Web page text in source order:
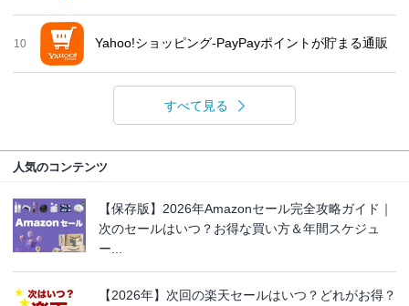
10 Yahoo!ショッピング-PayPayポイントが貯まる通販
すべて見る
人気のコンテンツ
【保存版】2026年Amazonセール完全攻略ガイド｜
次のセールはいつ？お得な買い方＆年間スケジュ
ー...
【2026年】次回の楽天セールはいつ？どれがお得？